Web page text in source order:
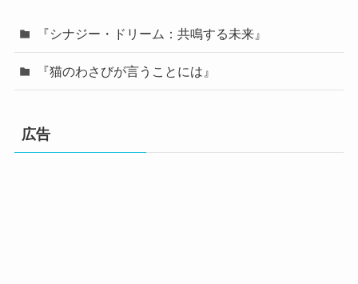
『シナジー・ドリーム：共鳴する未来』
『猫のわさびが言うことには』
広告